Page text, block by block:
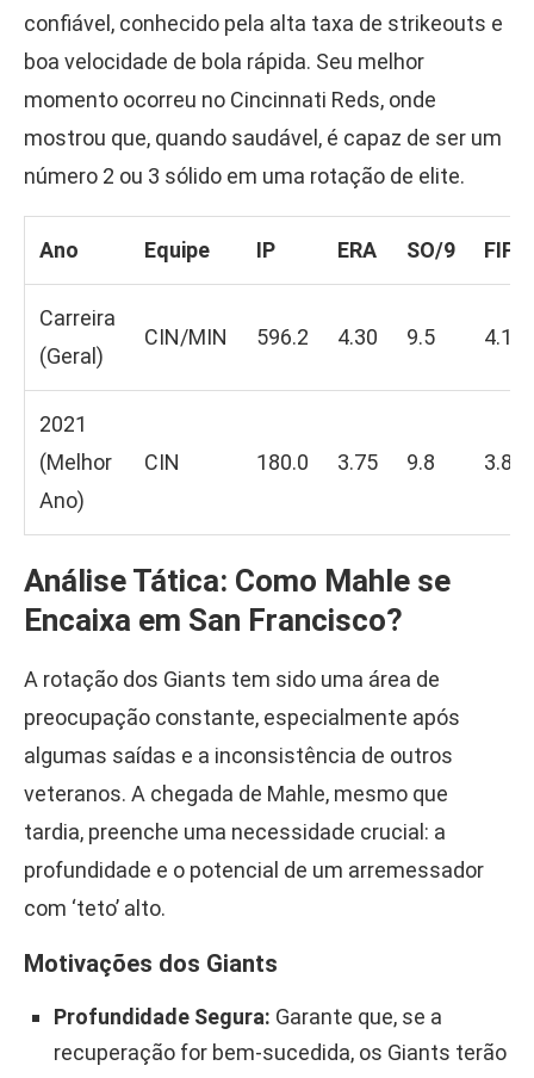
confiável, conhecido pela alta taxa de strikeouts e
boa velocidade de bola rápida. Seu melhor
momento ocorreu no Cincinnati Reds, onde
mostrou que, quando saudável, é capaz de ser um
número 2 ou 3 sólido em uma rotação de elite.
Ano Equipe IP ERA SO/9 FIP
Carreira
(Geral)
CIN/MIN 596.2 4.30 9.5 4.19
2021
(Melhor
Ano)
CIN 180.0 3.75 9.8 3.80
Análise Tática: Como Mahle se
Encaixa em San Francisco?
A rotação dos Giants tem sido uma área de
preocupação constante, especialmente após
algumas saídas e a inconsistência de outros
veteranos. A chegada de Mahle, mesmo que
tardia, preenche uma necessidade crucial: a
profundidade e o potencial de um arremessador
com ‘teto’ alto.
Motivações dos Giants
Profundidade Segura: Garante que, se a
recuperação for bem-sucedida, os Giants terão